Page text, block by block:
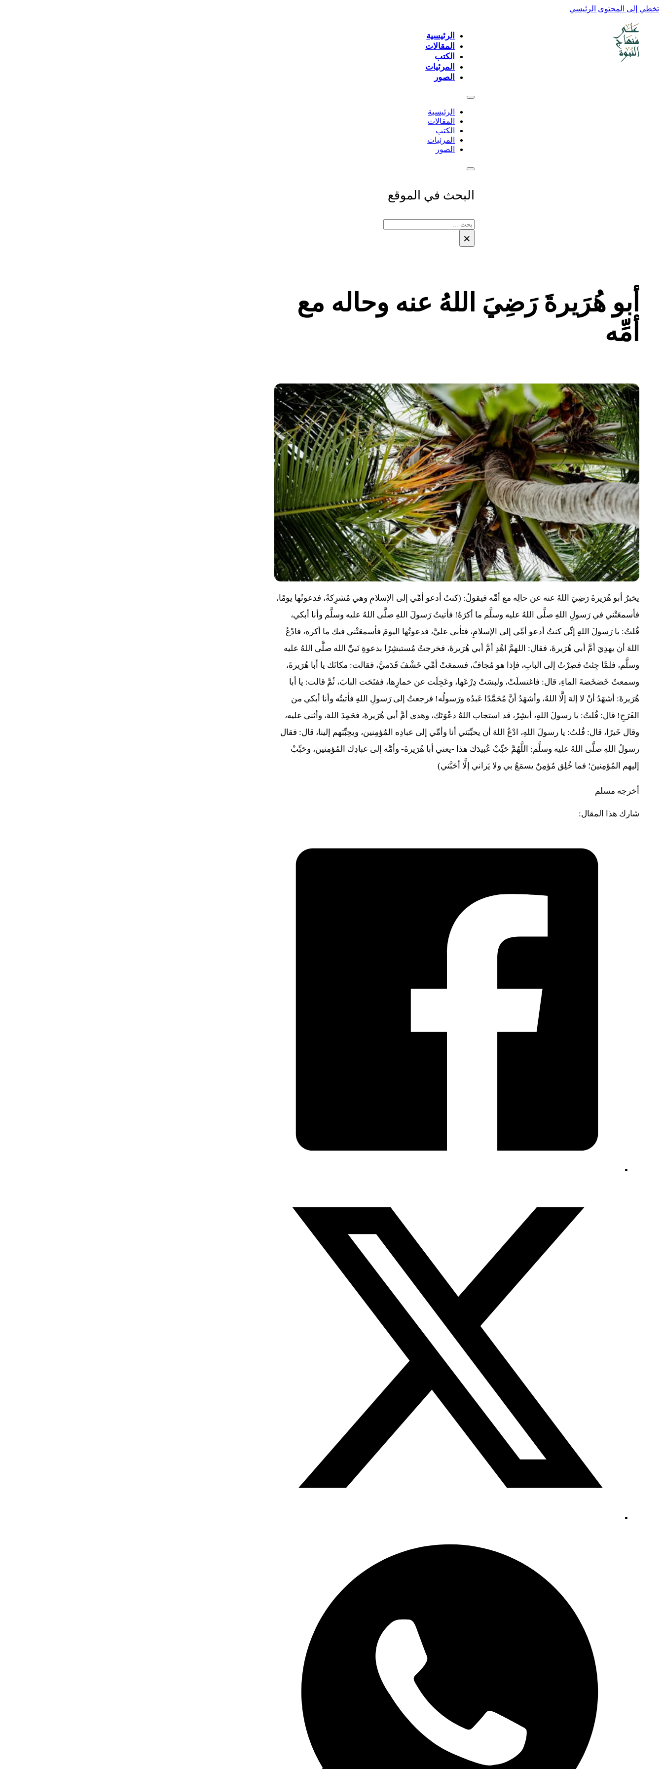
تخطي إلى المحتوى الرئيسي
الرئيسية
المقالات
الكتب
المرئيات
الصور
الرئيسية
المقالات
الكتب
المرئيات
الصور
البحث في الموقع
بحث
×
أبو هُرَيرةَ رَضِيَ اللهُ عنه وحاله مع
أمِّه
يخبرُ أبو هُرَيرةَ رَضِيَ اللهُ عنه عن حالِه مع أمِّه فيقولُ: (كنتُ أدعو أمِّي إلى الإسلامِ وهي مُشرِكةٌ، فدعوتُها يومًا،
فأسمعَتْني في رَسولِ اللهِ صلَّى اللهُ عليه وسلَّم ما أكرَهُ! فأتيتُ رَسولَ اللهِ صلَّى اللهُ عليه وسلَّم وأنا أبكي،
قُلتُ: يا رَسولَ اللهِ إنِّي كنتُ أدعو أمِّي إلى الإسلامِ، فتأبى عليَّ، فدعوتُها اليومَ فأسمعَتْني فيك ما أكره، فادْعُ
اللهَ أن يهدِيَ أمَّ أبي هُرَيرةَ، فقال: اللهمَّ اهْدِ أمَّ أبي هُرَيرةَ، فخرجتُ مُستبشِرًا بدعوةِ نَبيِّ الله صلَّى اللهُ عليه
وسلَّم، فلمَّا جِئتُ فصِرْتُ إلى البابِ، فإذا هو مُجافٌ، فسمعَتْ أمِّي خَشْفَ قَدَميَّ، فقالت: مكانَك يا أبا هُرَيرةَ،
وسمعتُ خَضخَضةَ الماءِ، قال: فاغتسلَتْ، ولبسَتْ دِرْعَها، وعَجِلَت عن خمارِها، ففتَحَت البابَ، ثُمَّ قالت: يا أبا
هُرَيرةَ: أشهَدُ أنْ لا إلهَ إلَّا اللهُ، وأشهَدُ أنَّ مُحَمَّدًا عَبدُه ورَسولُه! فرجعتُ إلى رَسولِ اللهِ فأتيتُه وأنا أبكي من
الفَرَحِ! قال: قُلتُ: يا رسولَ اللهِ، أبشِرْ، قد استجاب اللهُ دعْوَتَك، وهدى أمَّ أبي هُرَيرةَ، فحَمِدَ اللهَ، وأثنى عليه،
وقال خَيرًا، قال: قُلتُ: يا رسولَ اللهِ، ادْعُ اللهَ أن يحبِّبَني أنا وأمِّي إلى عبادِه المُؤمِنين، ويحِبِّبَهم إلينا، قال: فقال
رسولُ اللهِ صلَّى اللهُ عليه وسلَّم: اللَّهُمَّ حَبِّبْ عُبيدَك هذا -يعني أبا هُرَيرةَ- وأمَّه إلى عبادِك المُؤمِنين، وحَبِّبْ
إليهم المُؤمِنينَ؛ فما خُلِق مُؤمِنٌ يسمَعُ بي ولا يَراني إلَّا أحَبَّني)
أخرجه مسلم
شارك هذا المقال: